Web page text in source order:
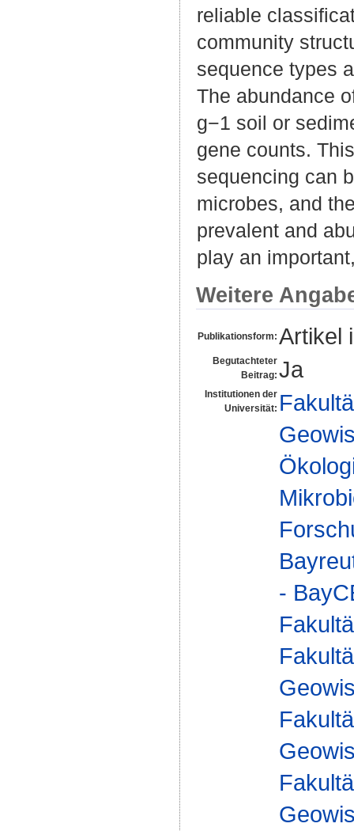
reliable
community
sequence types
The abundance
g−1 soil or
gene counts.
sequencing can
microbes, and
prevalent and
play an
Weitere
Publikationsform: Artikel
Begutachteter
Beitrag: Ja
Institutionen der
Universität:
-